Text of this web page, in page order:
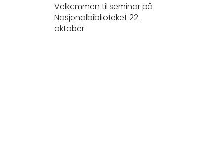
Velkommen til seminar på
Nasjonalbiblioteket 22.
oktober